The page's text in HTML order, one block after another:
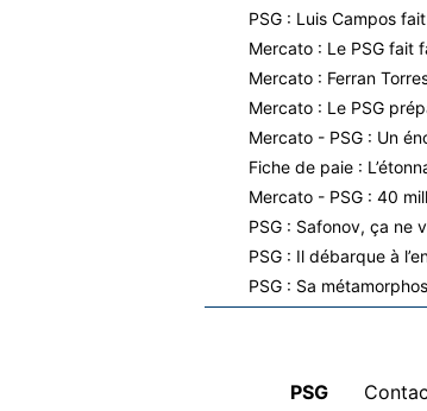
PSG : Luis Campos
Mercato : Le PSG fait
Mercato : Ferran
Mercato : Le PSG
Mercato - PSG : Un
Fiche de paie :
Mercato - PSG : 40
PSG : Safonov, ça ne
PSG : Il débarque à
PSG : Sa
PSG